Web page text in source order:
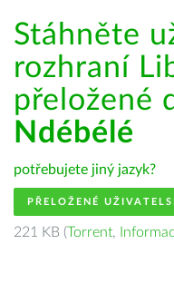
Stáhněte
rozhraní
přeložené
Ndébélé
potřebujete jiný jazyk?
PŘELOŽENÉ
221 KB (Torrent,